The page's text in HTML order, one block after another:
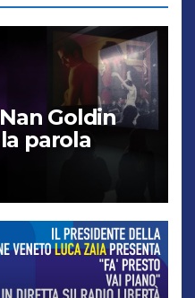
Goldin
parola